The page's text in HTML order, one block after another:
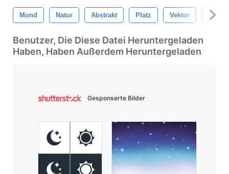
Mond Natur Abstrakt Platz Vektor Blau
Benutzer, Die Diese Datei Heruntergeladen
Haben, Haben Außerdem Heruntergeladen
Gesponserte Bilder